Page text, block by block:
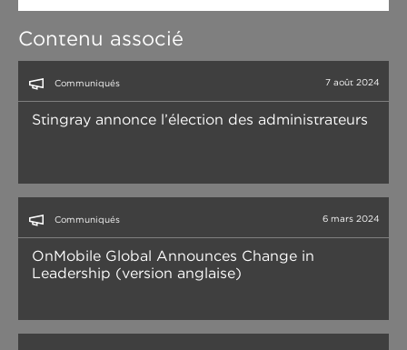
Contenu associé
Communiqués 7 août 2024
Stingray annonce l’élection des administrateurs
Communiqués 6 mars 2024
OnMobile Global Announces Change in
Leadership (version anglaise)